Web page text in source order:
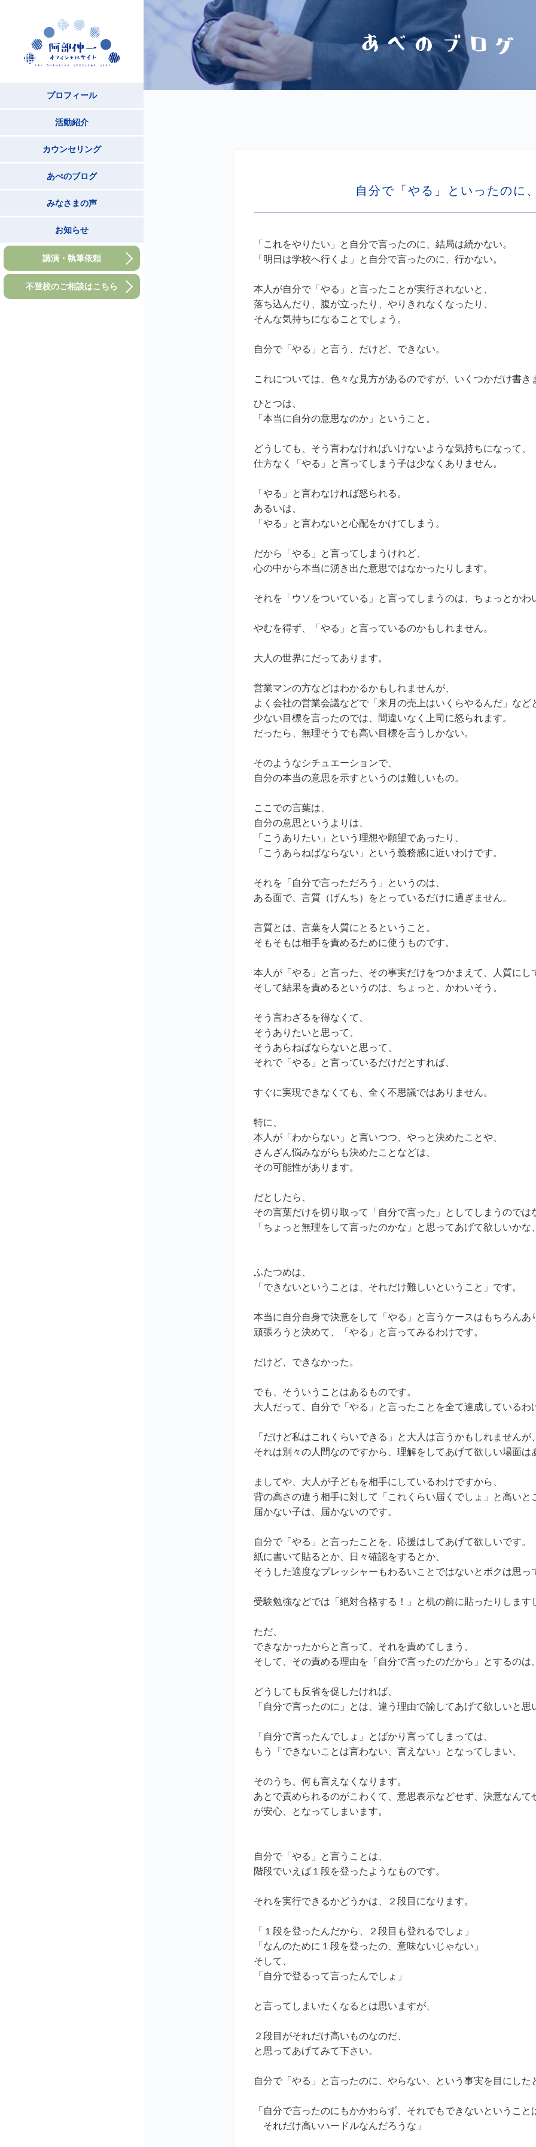
プロフィール
活動紹介
カウンセリング
あべのブログ
みなさまの声
お知らせ
講演・執筆依頼
不登校のご相談はこちら
自分で「やる」といったのに
「これをやりたい」と自分で言ったのに、結局は続かない。
「明日は学校へ行くよ」と自分で言ったのに、行かない。
本人が自分で「やる」と言ったことが実行されないと、
落ち込んだり、腹が立ったり、やりきれなくなったり、
そんな気持ちになることでしょう。
自分で「やる」と言う、だけど、できない。
これについては、色々な見方があるのですが、いくつかだけ書き
ひとつは、
「本当に自分の意思なのか」ということ。
どうしても、そう言わなければいけないような気持ちになって、
仕方なく「やる」と言ってしまう子は少なくありません。
「やる」と言わなければ怒られる。
あるいは、
「やる」と言わないと心配をかけてしまう。
だから「やる」と言ってしまうけれど、
心の中から本当に湧き出た意思ではなかったりします。
それを「ウソをついている」と言ってしまうのは、ちょっとかわ
やむを得ず、「やる」と言っているのかもしれません。
大人の世界にだってあります。
営業マンの方などはわかるかもしれませんが、
よく会社の営業会議などで「来月の売上はいくらやるんだ」など
少ない目標を言ったのでは、間違いなく上司に怒られます。
だったら、無理そうでも高い目標を言うしかない。
そのようなシチュエーションで、
自分の本当の意思を示すというのは難しいもの。
ここでの言葉は、
自分の意思というよりは、
「こうありたい」という理想や願望であったり、
「こうあらねばならない」という義務感に近いわけです。
それを「自分で言っただろう」というのは、
ある面で、言質（げんち）をとっているだけに過ぎません。
言質とは、言葉を人質にとるということ。
そもそもは相手を責めるために使うものです。
本人が「やる」と言った、その事実だけをつかまえて、人質にし
そして結果を責めるというのは、ちょっと、かわいそう。
そう言わざるを得なくて、
そうありたいと思って、
そうあらねばならないと思って、
それで「やる」と言っているだけだとすれば、
すぐに実現できなくても、全く不思議ではありません。
特に、
本人が「わからない」と言いつつ、やっと決めたことや、
さんざん悩みながらも決めたことなどは、
その可能性があります。
だとしたら、
その言葉だけを切り取って「自分で言った」としてしまうのでは
「ちょっと無理をして言ったのかな」と思ってあげて欲しいかな
ふたつめは、
「できないということは、それだけ難しいということ」です。
本当に自分自身で決意をして「やる」と言うケースはもちろんあ
頑張ろうと決めて、「やる」と言ってみるわけです。
だけど、できなかった。
でも、そういうことはあるものです。
大人だって、自分で「やる」と言ったことを全て達成しているわ
「だけど私はこれくらいできる」と大人は言うかもしれませんが
それは別々の人間なのですから、理解をしてあげて欲しい場面は
ましてや、大人が子どもを相手にしているわけですから、
背の高さの違う相手に対して「これくらい届くでしょ」と高い
届かない子は、届かないのです。
自分で「やる」と言ったことを、応援はしてあげて欲しいです。
紙に書いて貼るとか、日々確認をするとか、
そうした適度なプレッシャーもわるいことではないとボクは思っ
受験勉強などでは「絶対合格する！」と机の前に貼ったりします
ただ、
できなかったからと言って、それを責めてしまう、
そして、その責める理由を「自分で言ったのだから」とするのは
どうしても反省を促したければ、
「自分で言ったのに」とは、違う理由で諭してあげて欲しいと思
「自分で言ったんでしょ」とばかり言ってしまっては、
もう「できないことは言わない、言えない」となってしまい、
そのうち、何も言えなくなります。
あとで責められるのがこわくて、意思表示などせず、決意なん
が安心、となってしまいます。
自分で「やる」と言うことは、
階段でいえば１段を登ったようなものです。
それを実行できるかどうかは、２段目になります。
「１段を登ったんだから、２段目も登れるでしょ」
「なんのために１段を登ったの、意味ないじゃない」
そして、
「自分で登るって言ったんでしょ」
と言ってしまいたくなるとは思いますが、
２段目がそれだけ高いものなのだ、
と思ってあげてみて下さい。
自分で「やる」と言ったのに、やらない、という事実を目にした
「自分で言ったのにもかかわらず、それでもできないということ
それだけ高いハードルなんだろうな」